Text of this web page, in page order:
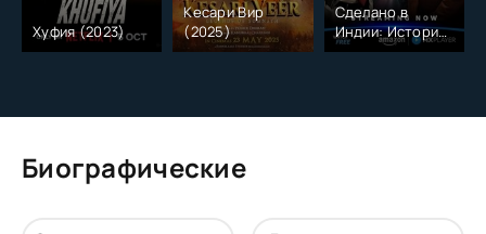
Хуфия (2023)
Кесари Вир
(2025)
Сделано в
Индии: История
Титана (2026)
Биографические